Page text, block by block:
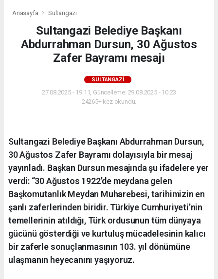
Anasayfa Sultangazi
Sultangazi Belediye Başkanı
Abdurrahman Dursun, 30 Ağustos
Zafer Bayramı mesajı
SULTANGAZI
27.08.2025 - 19:11, Güncelleme: 29.08.2025 - 10:23
24265+ kez okundu.
Sultangazi Belediye Başkanı Abdurrahman Dursun,
30 Ağustos Zafer Bayramı dolayısıyla bir mesaj
yayınladı. Başkan Dursun mesajında şu ifadelere yer
verdi: “30 Ağustos 1922’de meydana gelen
Başkomutanlık Meydan Muharebesi, tarihimizin en
şanlı zaferlerinden biridir. Türkiye Cumhuriyeti’nin
temellerinin atıldığı, Türk ordusunun tüm dünyaya
gücünü gösterdiği ve kurtuluş mücadelesinin kalıcı
bir zaferle sonuçlanmasının 103. yıl dönümüne
ulaşmanın heyecanını yaşıyoruz.